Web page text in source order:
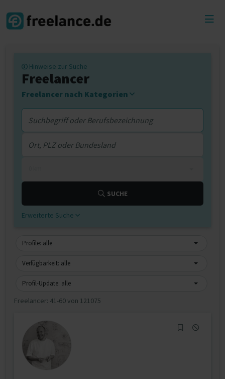
Hinweise zur Suche
Freelancer
Freelancer nach Kategorien
SUCHE
Erweiterte Suche
Profile: alle
Verfügbarkeit: alle
Profil-Update: alle
Freelancer: 41-60 von 121075